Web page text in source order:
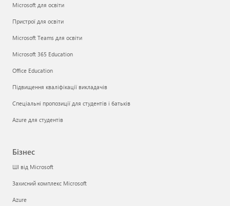
Microsoft для освіти
Пристрої для освіти
Microsoft Teams для освіти
Microsoft 365 Education
Office Education
Підвищення кваліфікації викладачів
Спеціальні пропозиції для студентів і батьків
Azure для студентів
Бізнес
ШІ від Microsoft
Захисний комплекс Microsoft
Azure